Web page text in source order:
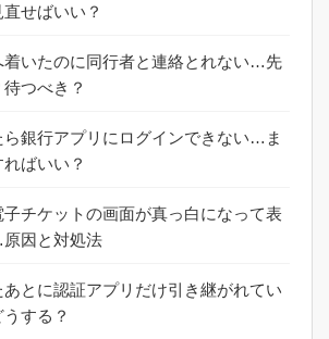
せばいい？
着いたのに同行者と連絡とれない…先
つべき？
ら銀行アプリにログインできない…ま
ばいい？
子チケットの画面が真っ白になって表
因と対処法
とに認証アプリだけ引き継がれてい
する？